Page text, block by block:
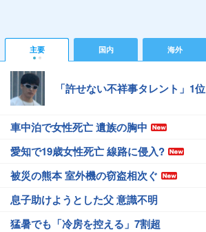
主要 国内 海外
「許せない不祥事タレント」1位
車中泊で女性死亡 遺族の胸中
愛知で19歳女性死亡 線路に侵入?
被災の熊本 室外機の窃盗相次ぐ
息子助けようとした父 意識不明
猛暑でも「冷房を控える」7割超